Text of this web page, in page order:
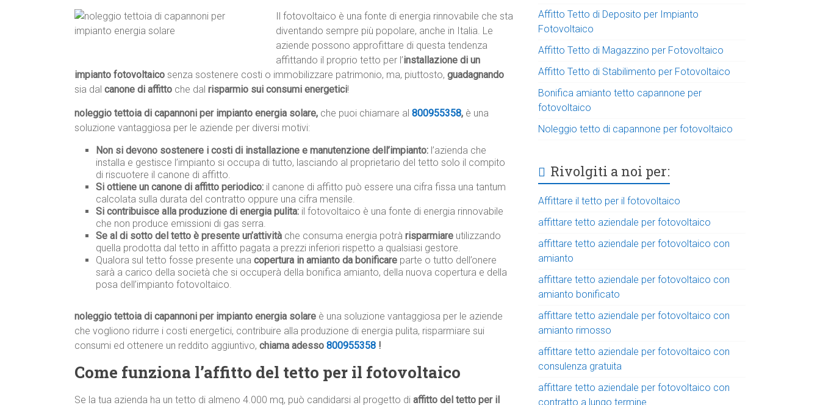
Il fotovoltaico è una fonte di energia rinnovabile che sta
diventando sempre più popolare, anche in Italia. Le
aziende possono approfittare di questa tendenza
affittando il proprio tetto per l’installazione di un
impianto fotovoltaico senza sostenere costi o immobilizzare patrimonio, ma, piuttosto, guadagnando
sia dal canone di affitto che dal risparmio sui consumi energetici!
noleggio tettoia di capannoni per impianto energia solare, che puoi chiamare al 800955358, è una
soluzione vantaggiosa per le aziende per diversi motivi:
Non si devono sostenere i costi di installazione e manutenzione dell’impianto: l’azienda che
installa e gestisce l’impianto si occupa di tutto, lasciando al proprietario del tetto solo il compito
di riscuotere il canone di affitto.
Si ottiene un canone di affitto periodico: il canone di affitto può essere una cifra fissa una tantum
calcolata sulla durata del contratto oppure una cifra mensile.
Si contribuisce alla produzione di energia pulita: il fotovoltaico è una fonte di energia rinnovabile
che non produce emissioni di gas serra.
Se al di sotto del tetto è presente un’attività che consuma energia potrà risparmiare utilizzando
quella prodotta dal tetto in affitto pagata a prezzi inferiori rispetto a qualsiasi gestore.
Qualora sul tetto fosse presente una copertura in amianto da bonificare parte o tutto dell’onere
sarà a carico della società che si occuperà della bonifica amianto, della nuova copertura e della
posa dell’impianto fotovoltaico.
noleggio tettoia di capannoni per impianto energia solare è una soluzione vantaggiosa per le aziende
che vogliono ridurre i costi energetici, contribuire alla produzione di energia pulita, risparmiare sui
consumi ed ottenere un reddito aggiuntivo, chiama adesso 800955358 !
Come funziona l’affitto del tetto per il fotovoltaico
Se la tua azienda ha un tetto di almeno 4.000 mq, può candidarsi al progetto di affitto del tetto per il
Affitto Tetto di Deposito per Impianto
Fotovoltaico
Affitto Tetto di Magazzino per Fotovoltaico
Affitto Tetto di Stabilimento per Fotovoltaico
Bonifica amianto tetto capannone per
fotovoltaico
Noleggio tetto di capannone per fotovoltaico
Rivolgiti a noi per:
Affittare il tetto per il fotovoltaico
affittare tetto aziendale per fotovoltaico
affittare tetto aziendale per fotovoltaico con
amianto
affittare tetto aziendale per fotovoltaico con
amianto bonificato
affittare tetto aziendale per fotovoltaico con
amianto rimosso
affittare tetto aziendale per fotovoltaico con
consulenza gratuita
affittare tetto aziendale per fotovoltaico con
contratto a lungo termine